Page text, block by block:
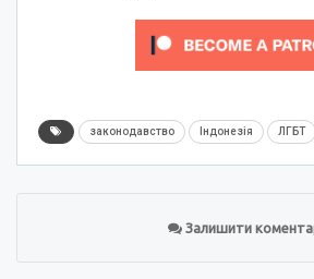
законодавство Індонезія ЛГБТ
Залишити